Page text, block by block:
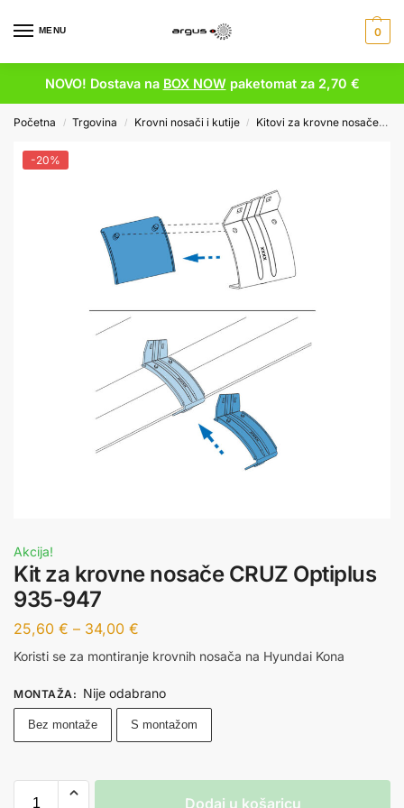
MENU 0
NOVO! Dostava na BOX NOWpaketomat za 2,70 €
Početna / Trgovina / Krovni nosači i kutije / Kitovi za krovne nosače
-20%
Akcija!
Kit za krovne nosače CRUZ Optiplus
935-947
25,60 € – 34,00 €
Koristi se za montiranje krovnih nosača na Hyundai Kona
MONTAŽA : Nije odabrano
Bez montaže S montažom
Dodaj u košaricu